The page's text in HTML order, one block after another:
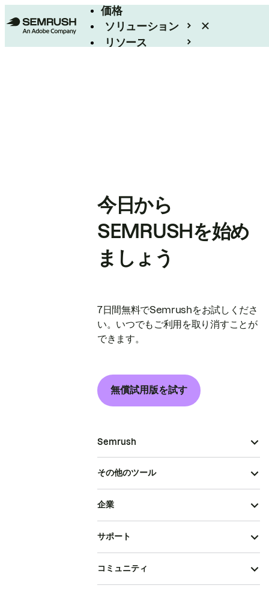
価格
ソリューション
リソース
今日から
SEMRUSHを始め
ましょう
7日間無料でSemrushをお試しくださ
い。いつでもご利用を取り消すことが
できます。
無償試用版を試す
Semrush
その他のツール
企業
サポート
コミュニティ